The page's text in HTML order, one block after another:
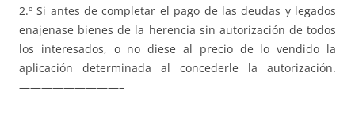
2.º Si antes de completar el pago de las deudas y legados
enajenase bienes de la herencia sin autorización de todos
los interesados, o no diese al precio de lo vendido la
aplicación determinada al concederle la autorización.
—————————–